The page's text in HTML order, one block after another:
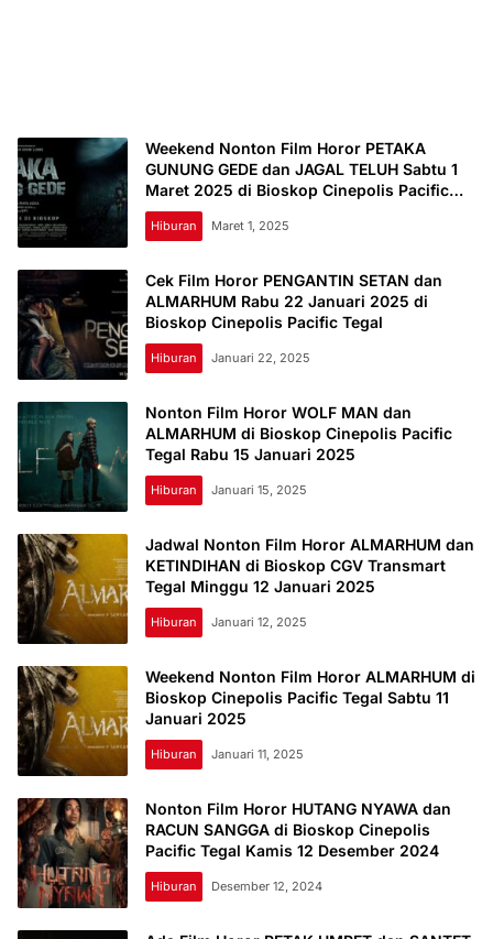
Weekend Nonton Film Horor PETAKA
GUNUNG GEDE dan JAGAL TELUH Sabtu 1
Maret 2025 di Bioskop Cinepolis Pacific
Tegal
Hiburan Maret 1, 2025
Cek Film Horor PENGANTIN SETAN dan
ALMARHUM Rabu 22 Januari 2025 di
Bioskop Cinepolis Pacific Tegal
Hiburan Januari 22, 2025
Nonton Film Horor WOLF MAN dan
ALMARHUM di Bioskop Cinepolis Pacific
Tegal Rabu 15 Januari 2025
Hiburan Januari 15, 2025
Jadwal Nonton Film Horor ALMARHUM dan
KETINDIHAN di Bioskop CGV Transmart
Tegal Minggu 12 Januari 2025
Hiburan Januari 12, 2025
Weekend Nonton Film Horor ALMARHUM di
Bioskop Cinepolis Pacific Tegal Sabtu 11
Januari 2025
Hiburan Januari 11, 2025
Nonton Film Horor HUTANG NYAWA dan
RACUN SANGGA di Bioskop Cinepolis
Pacific Tegal Kamis 12 Desember 2024
Hiburan Desember 12, 2024